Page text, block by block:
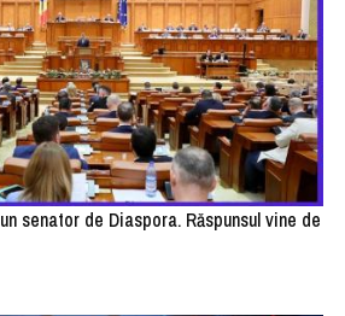
senator de Diaspora. Răspunsul vine de